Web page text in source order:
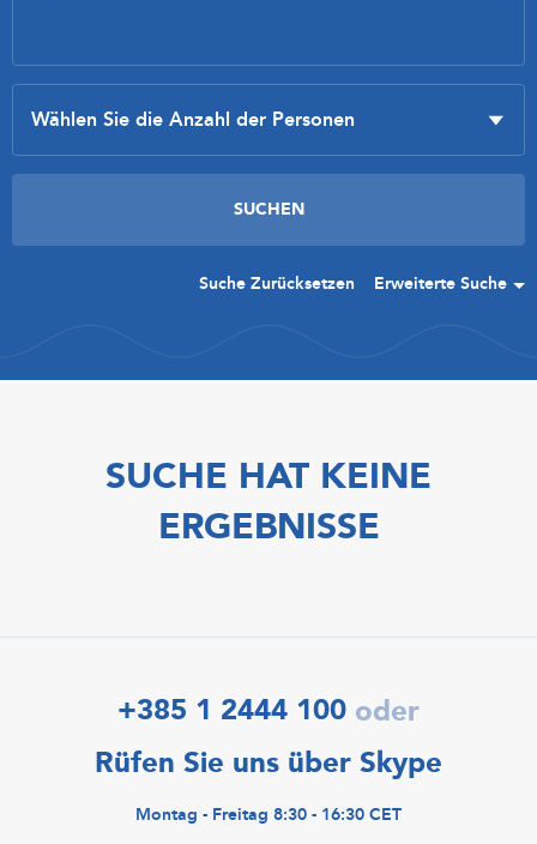
Suche Zurücksetzen Erweiterte Suche
SUCHE HAT KEINE
ERGEBNISSE
+385 1 2444 100 oder
Rüfen Sie uns über Skype
Montag - Freitag 8:30 - 16:30 CET